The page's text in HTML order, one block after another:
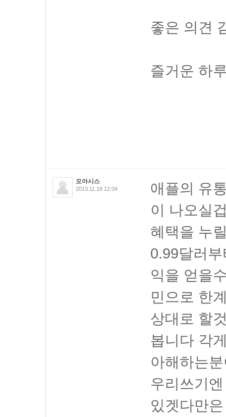
좋은 의견
즐거운 하
오아시스
2013.11.18 12:04
애플의 유
이 나오실
혜택을 누
0.99달러
익을 얻을
민으로 한
상대로 할
봅니다 각
아해하는
우리쓰기
있겟다만